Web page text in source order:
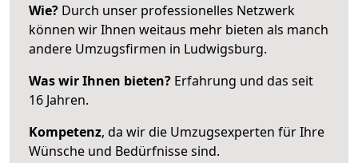
Wie? Durch unser professionelles Netzwerk
können wir Ihnen weitaus mehr bieten als manch
andere Umzugsfirmen in Ludwigsburg.
Was wir Ihnen bieten? Erfahrung und das seit
16 Jahren.
Kompetenz, da wir die Umzugsexperten für Ihre
Wünsche und Bedürfnisse sind.